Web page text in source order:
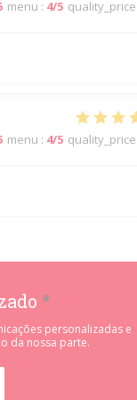
menu : 4/5 quality_price
menu : 4/5 quality_price
*
personalizadas e
da nossa parte.